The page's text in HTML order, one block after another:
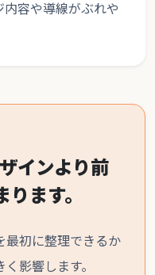
容や導線がぶれや
インより前
ます。
最初に整理できるか
影響します。